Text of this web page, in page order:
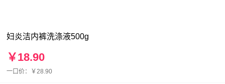
妇炎洁内裤洗涤液500g
￥18.90
一口价：￥28.90